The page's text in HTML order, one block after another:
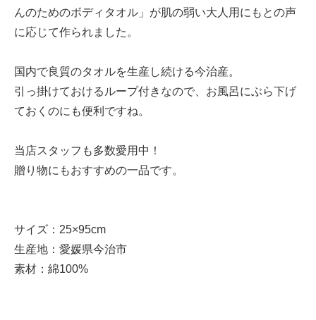
んのためのボディタオル」が肌の弱い大人用にもとの声
に応じて作られました。
国内で良質のタオルを生産し続ける今治産。
引っ掛けておけるループ付きなので、お風呂にぶら下げ
ておくのにも便利ですね。
当店スタッフも多数愛用中！
贈り物にもおすすめの一品です。
サイズ：25×95cm
生産地：愛媛県今治市
素材：綿100%